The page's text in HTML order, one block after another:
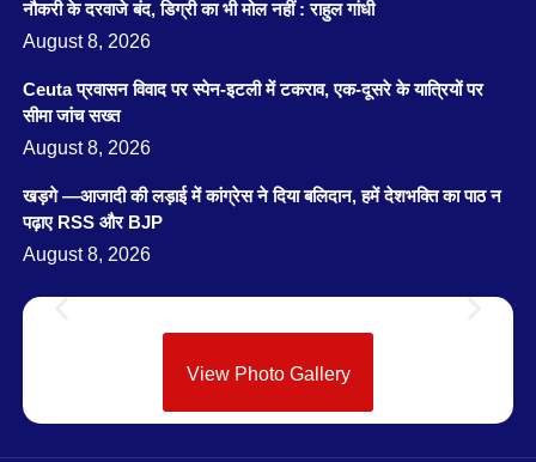
नौकरी के दरवाजे बंद, डिग्री का भी मोल नहीं : राहुल गांधी
August 8, 2026
Ceuta प्रवासन विवाद पर स्पेन-इटली में टकराव, एक-दूसरे के यात्रियों पर
सीमा जांच सख्त
August 8, 2026
खड़गे —आजादी की लड़ाई में कांग्रेस ने दिया बलिदान, हमें देशभक्ति का पाठ न
पढ़ाए RSS और BJP
August 8, 2026
View Photo Gallery